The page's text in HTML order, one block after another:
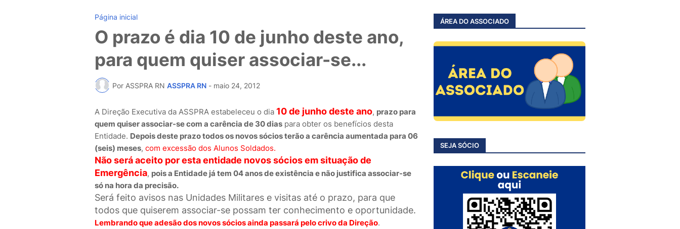
Página inicial
O prazo é dia 10 de junho deste ano,
para quem quiser associar-se...
Por ASSPRA RN ASSPRA RN - maio 24, 2012
A Direção Executiva da ASSPRA estabeleceu o dia 10 de junho deste ano, prazo para
quem quiser associar-se com a carência de 30 dias para obter os benefícios desta
Entidade. Depois deste prazo todos os novos sócios terão a carência aumentada para 06
(seis) meses, com excessão dos Alunos Soldados.
Não será aceito por esta entidade novos sócios em situação de
Emergência, pois a Entidade já tem 04 anos de existência e não justifica associar-se
só na hora da precisão.
Será feito avisos nas Unidades Militares e visitas até o prazo, para que
todos que quiserem associar-se possam ter conhecimento e oportunidade.
Lembrando que adesão dos novos sócios ainda passará pelo crivo da Direção.
ÁREA DO ASSOCIADO
SEJA SÓCIO